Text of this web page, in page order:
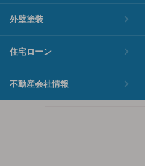
外壁塗装
住宅ローン
不動産会社情報